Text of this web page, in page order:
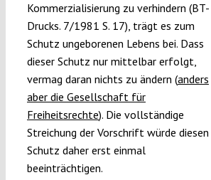
Kommerzialisierung zu verhindern (BT-
Drucks. 7/1981 S. 17), trägt es zum
Schutz ungeborenen Lebens bei. Dass
dieser Schutz nur mittelbar erfolgt,
vermag daran nichts zu ändern (anders
aber die Gesellschaft für
Freiheitsrechte). Die vollständige
Streichung der Vorschrift würde diesen
Schutz daher erst einmal
beeinträchtigen.